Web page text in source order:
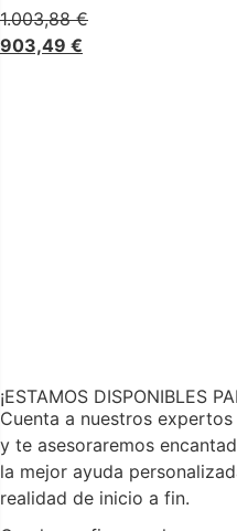
1.003,88€
903,49 €
¡ESTAMOS DISPONIBLES
Cuenta a nuestros
y te asesoraremos
la mejor ayuda
realidad de inicio a fin.